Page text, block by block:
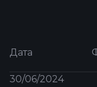
Дата
30/06/2024